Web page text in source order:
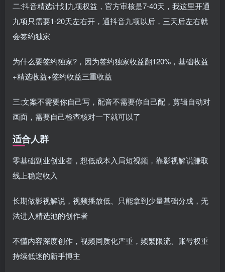
二:抖音精选计划九项权益，官方审核是7-40天，我这里开通
九项只需要1-20天左右开，通抖音九项以后，三天后左右就
会签约独家
为什么要签约独家?，因为签约独家收益翻120%，基础收益
+精选收益+签约收益三重收益
三:文案不需要你自己写，配音不需要你自己配，剪辑自动对
画面，需要自己检查核对一下就可以了
适合人群
零基础副业创业者，想低成本入局短视频，靠影视解说賺取
线上稳定收入
长期做影视解说，视频播放低、只能拿到少量基础分成，无
法进入精选池的创作者
不懂内容深度创作，视频同质化严重，频繁限流、账号权重
持续低迷的新手博主